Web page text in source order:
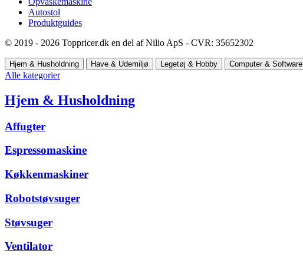
Autostol
Produktguides
© 2019 - 2026 Toppricer.dk en del af Nilio ApS - CVR: 35652302
Hjem & Husholdning Have & Udemiljø Legetøj & Hobby Computer & Software
Alle kategorier
Hjem & Husholdning
Affugter
Espressomaskine
Køkkenmaskiner
Robotstøvsuger
Støvsuger
Ventilator